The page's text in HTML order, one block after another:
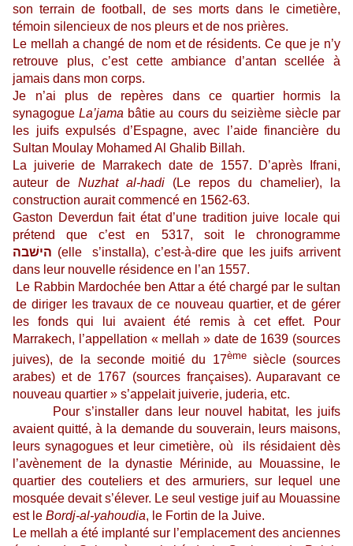
son terrain de football, de ses morts dans le cimetière,
témoin silencieux de nos pleurs et de nos prières.
Le mellah a changé de nom et de résidents. Ce que je n’y
retrouve plus, c’est cette ambiance d’antan scellée à
jamais dans mon corps.
Je n’ai plus de repères dans ce quartier hormis la
synagogueLa’jama bâtie au cours du seizième siècle par
les juifs expulsés d’Espagne, avec l’aide financière du
Sultan Moulay Mohamed Al Ghalib Billah.
La juiverie de Marrakech date de 1557. D’après Ifrani,
auteur de Nuzhat al-hadi (Le repos du chamelier), la
construction aurait commencé en 1562-63.
Gaston Deverdun fait état d’une tradition juive locale qui
prétend que c’est en 5317, soit le chronogramme
(elle s’installa), c’est-à-dire que les juifs arrivent
dans leur nouvelle résidence en l’an 1557.
Le Rabbin Mardochée ben Attar a été chargé par le sultan
de diriger les travaux de ce nouveau quartier, et de gérer
les fonds qui lui avaient été remis à cet effet. Pour
Marrakech, l’appellation « mellah » date de 1639 (sources
juives), de la seconde moitié du 17èmesiècle (sources
arabes) et de 1767 (sources françaises). Auparavant ce
nouveau quartier » s’appelait juiverie, juderia, etc.
Pour s’installer dans leur nouvel habitat, les juifs
avaient quitté, à la demande du souverain, leurs maisons,
leurs synagogues et leur cimetière, où ils résidaient dès
l’avènement de la dynastie Mérinide, au Mouassine, le
quartier des couteliers et des armuriers, sur lequel une
mosquée devait s’élever. Le seul vestige juif au Mouassine
est le Bordj-al-yahoudia, le Fortin de la Juive.
Le mellah a été implanté sur l’emplacement des anciennes